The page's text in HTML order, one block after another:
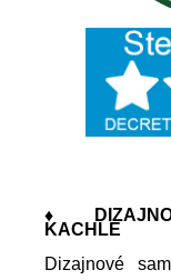
♦
KACHLE
Dizajnové